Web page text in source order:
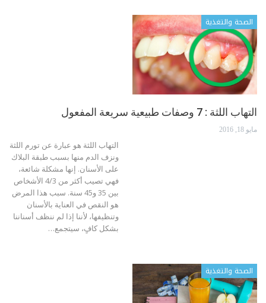
الصحة والتغذية
التهاب اللثة : 7 وصفات طبيعية سريعة المفعول
مايو 18, 2016
التهاب اللثة هو عبارة عن تورم اللثة
ونزف الدم منها بسبب طبقة البلاك
على الأسنان. إنها مشكلة شائعة،
فهي تصيب أكثر من 4/3 الأشخاص
بين 35 و45 سنة. سبب هذا المرض
هو النقص في العناية بالأسنان
وتنظيفها، لأننا إذا لم ننظف أسناننا
بشكل كافٍ، سيتجمع…
الصحة والتغذية